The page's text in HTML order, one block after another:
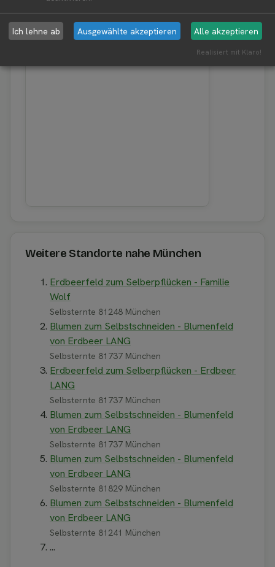
Erntewetter für München
Aktuelles Wetter in der Umgebung von München
Weitere Standorte nahe München
Erdbeerfeld zum Selberpflücken - Familie
Wolf
Selbsternte 81248 München
Blumen zum Selbstschneiden - Blumenfeld
von Erdbeer LANG
Selbsternte 81737 München
Erdbeerfeld zum Selberpflücken - Erdbeer
LANG
Selbsternte 81737 München
Blumen zum Selbstschneiden - Blumenfeld
von Erdbeer LANG
Selbsternte 81737 München
Blumen zum Selbstschneiden - Blumenfeld
von Erdbeer LANG
Selbsternte 81829 München
Blumen zum Selbstschneiden - Blumenfeld
von Erdbeer LANG
Selbsternte 81241 München
...
Ich lehne ab Ausgewählte akzeptieren Alle akzeptieren
Realisiert mit Klaro!